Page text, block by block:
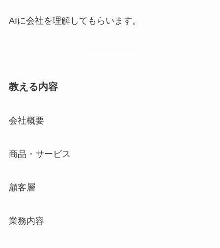
AIに会社を理解してもらいます。
教える内容
会社概要
商品・サービス
顧客層
業務内容